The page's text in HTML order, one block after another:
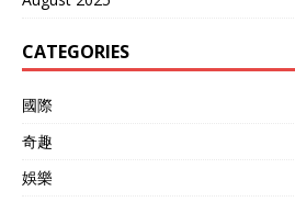
CATEGORIES
國際
奇趣
娛樂